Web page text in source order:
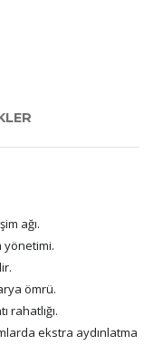
ağı.
yönetimi.
ömrü.
rahatlığı.
ekstra aydınlatma